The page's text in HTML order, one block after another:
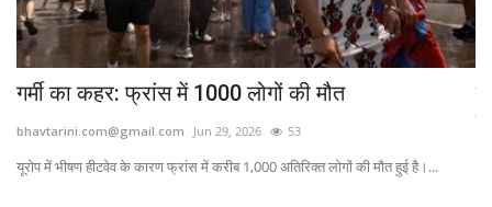
गर्मी का कहर: फ्रांस में 1000 लोगों की मौत
bhavtarini.com@gmail.com Jun 29, 2026 53
यूरोप में भीषण हीटवेव के कारण फ्रांस में करीब 1,000 अतिरिक्त लोगों की मौत हुई है।...